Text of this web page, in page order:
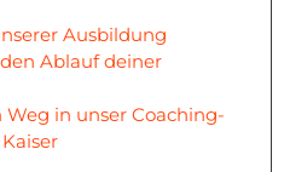
Ausbildung
Ablauf deiner
Weg in unser Coaching-